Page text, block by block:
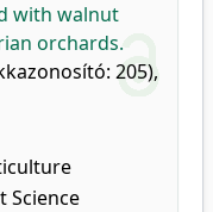
with walnut
orchards.
205),
Science